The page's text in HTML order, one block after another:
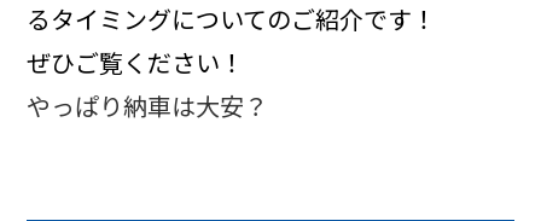
るタイミングについてのご紹介です！
ぜひご覧ください！
やっぱり納車は大安？